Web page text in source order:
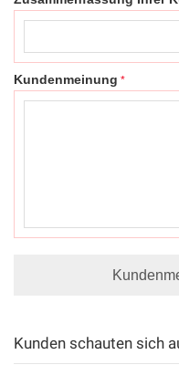
Kundenmeinung
Kunden schauten sich